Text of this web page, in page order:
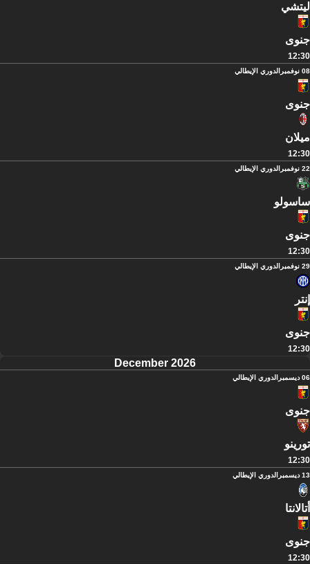
ليتشي
جنوى
12:30
08 نوفمبر الدوري الإيطالي
جنوى
ميلان
12:30
22 نوفمبر الدوري الإيطالي
ساسولو
جنوى
12:30
29 نوفمبر الدوري الإيطالي
إنتر
جنوى
12:30
December 2026
06 ديسمبر الدوري الإيطالي
جنوى
تورينو
12:30
13 ديسمبر الدوري الإيطالي
أتالانتا
جنوى
12:30